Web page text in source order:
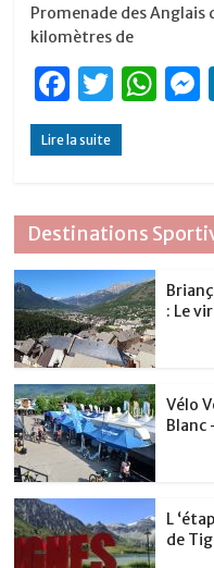
Promenade des Anglais
kilomètres de
F
a
c
b
o
o
k
T
w
it
r
W
A
p
p
Lire la suite
Destinations
: Le
Vélo
Blanc
L
de